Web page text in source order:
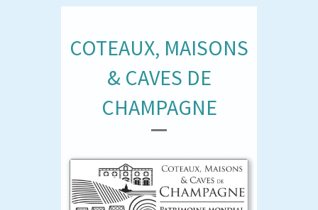
COTEAUX, MAISONS
& CAVES DE
CHAMPAGNE